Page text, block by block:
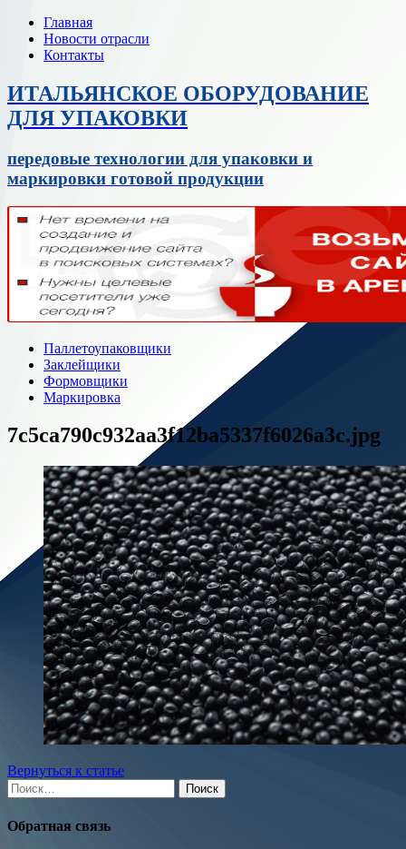
Главная
Новости отрасли
Контакты
ИТАЛЬЯНСКОЕ ОБОРУДОВАНИЕ
ДЛЯ УПАКОВКИ
передовые технологии для упаковки и
маркировки готовой продукции
Паллетоупаковщики
Заклейщики
Формовщики
Маркировка
7c5ca790c932aa3f12ba5337f6026a3c.jpg
Вернуться к статье
Найти:
Обратная связь